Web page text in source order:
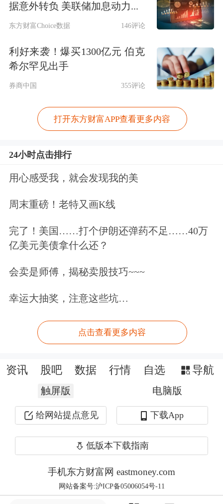
资本实力，推动三峡人寿高质量发展，
更好服务现代化新重庆建设。
如今，重庆国资对三峡人寿的支持一如
既往。此次签约仪式上，重庆市国资委
有关负责人介绍，三峡人寿第一轮增资
扩股转为国有控股企业后，各项工作逐
三峡人寿业务发展。三峡人寿将加强工
作责任感和紧迫感，进一步优化公司治
理结构，建立市场化机制，制定“三年
攻坚行动计划”，打造一个全新、优质
的国有寿险品牌。积极融入各项国家重
份，积极带动和吸引险资来渝留渝，为
上述负责人还表示，三峡人寿本轮增资
完成后，资本金将达到30亿元，迈入中
小保险公司第一梯队，下一步将依托国
有寿险品牌优势，走出专业化特色保险
间，发展成为重庆市场有份量、全国市
据意外转负 美联储加息动力...
东方财富Choice数据 146评论
利好来袭！爆买1300亿元 伯克
希尔罕见出手
券商中国 355评论
打开东方财富APP查看更多内容
24小时点击排行
用心感受我，就会发现我的美
周末重磅！老特又画K线
完了！美国……打个伊朗还弹药不足……40万
亿美元美债拿什么还？
会卖是师傅，揭秘卖股技巧~~~
幸运大抽奖，注意这些坑…
点击查看更多内容
资讯 股吧 数据 行情 自选 导航
触屏版 电脑版
给网站提点意见 下载App
低版本下载指南
手机东方财富网 eastmoney.com
网站备案号:沪ICP备05006054号-11